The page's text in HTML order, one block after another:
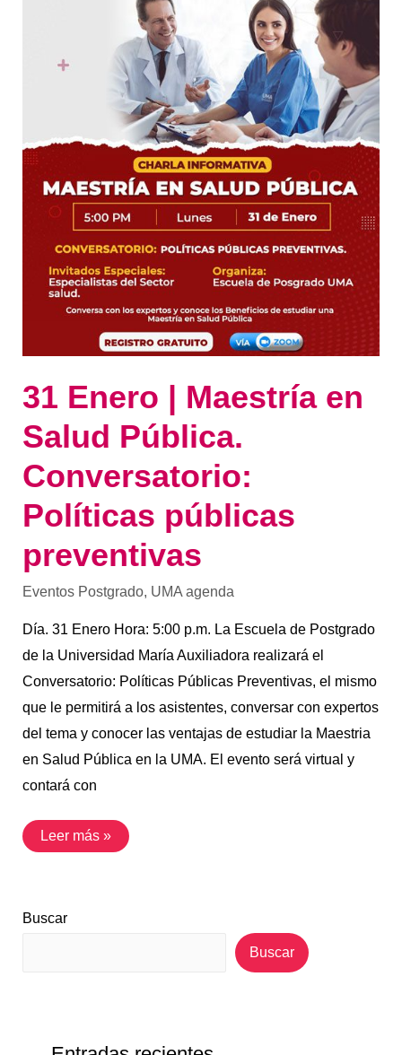
31 Enero | Maestría en
Salud Pública.
Conversatorio:
Políticas públicas
preventivas
Eventos Postgrado, UMA agenda
Día. 31 Enero Hora: 5:00 p.m. La Escuela de Postgrado
de la Universidad María Auxiliadora realizará el
Conversatorio: Políticas Públicas Preventivas, el mismo
que le permitirá a los asistentes, conversar con expertos
del tema y conocer las ventajas de estudiar la Maestria
en Salud Pública en la UMA. El evento será virtual y
contará con
Conversatorio:
Políticas
públicas
Leer más »
Buscar
Buscar